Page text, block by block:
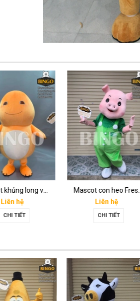
Mascot khủng long vàng
Liên hệ
CHI TIẾT
Mascot con heo Fresh mart
Liên hệ
CHI TIẾT